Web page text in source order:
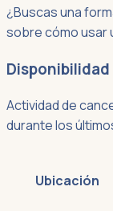
¿Buscas una
sobre cómo usar
Actividad de
durante los
Ubicación